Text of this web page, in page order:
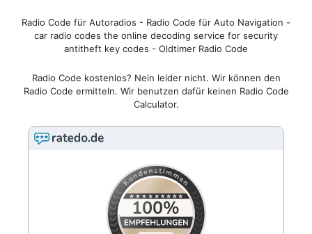
Radio Code für Autoradios - Radio Code für Auto Navigation -
car radio codes the online decoding service for security
antitheft key codes - Oldtimer Radio Code
Radio Code kostenlos? Nein leider nicht. Wir können den
Radio Code ermitteln. Wir benutzen dafür keinen Radio Code
Calculator.